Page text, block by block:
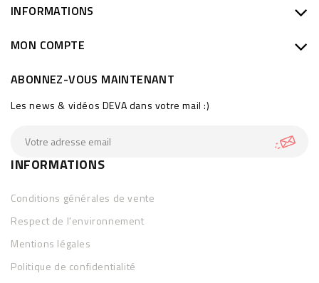
INFORMATIONS
MON COMPTE
ABONNEZ-VOUS MAINTENANT
Les news & vidéos DEVA dans votre mail :)
INFORMATIONS
Conditions générales de vente
Respect de l'environnement
Mentions légales
Politique de confidentialité